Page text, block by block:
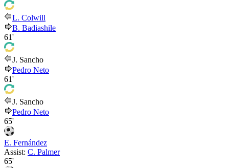
L. Colwill
B. Badiashile
61'
J. Sancho
Pedro Neto
61'
J. Sancho
Pedro Neto
65'
E. Fernández
Assist: C. Palmer
65'